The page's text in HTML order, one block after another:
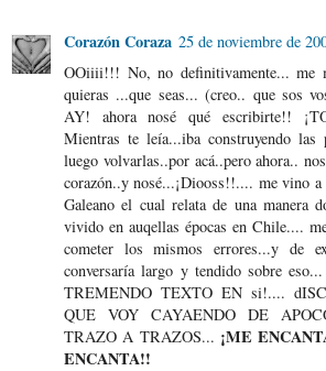
Corazón Coraza 25 de noviembre de
OOiiii!!! No, no definitivamente... me
quieras ...que seas... (creo.. que sos
AY! ahora nosé qué escribirte!!
Mientras te leía...iba construyendo las
luego volvarlas..por acá..pero ahora..
corazón..y nosé...¡Diooss!!.... me vino
Galeano el cual relata de una manera
vivido en auqellas épocas en Chile....
cometer los mismos errores...y de
conversaría largo y tendido sobre
TREMENDO TEXTO EN si!....
QUE VOY CAYAENDO DE
TRAZO A TRAZOS... ¡ME
ENCANTA!!